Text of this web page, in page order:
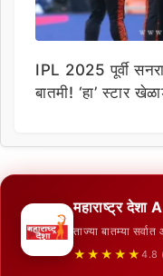
IPL 2025 पूर्वी
बातमी! ‘हा’ स्टार
महाराष्ट्र देशा
ताज्या बातम्या
★★★★★ 4.8